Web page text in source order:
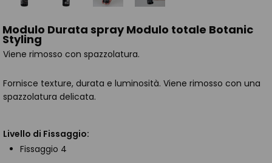
Modulo Durata spray Modulo totale Botanic
Styling
Viene rimosso con spazzolatura.
Fornisce texture, durata e luminosità. Viene rimosso con una
spazzolatura delicata.
Livello di Fissaggio:
Fissaggio 4